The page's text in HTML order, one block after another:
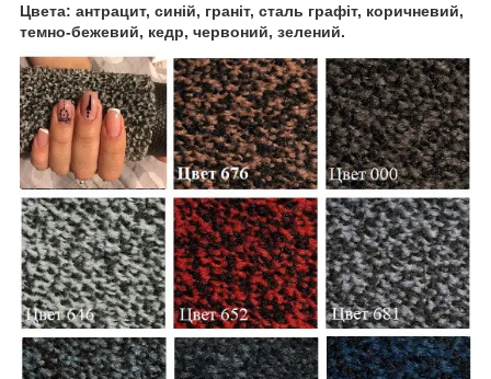
Цвета: антрацит, синій, граніт, сталь графіт, коричневий,
темно-бежевий, кедр, червоний, зелений.